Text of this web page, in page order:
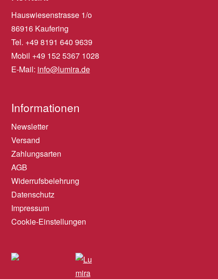
Hauswiesenstrasse 1/o
86916 Kaufering
Tel. +49 8191 640 9639
Mobil +49 152 5367 1028
E-Mail: info@lumira.de
Informationen
Newsletter
Versand
Zahlungsarten
AGB
Widerrufsbelehrung
Datenschutz
Impressum
Cookie-Einstellungen